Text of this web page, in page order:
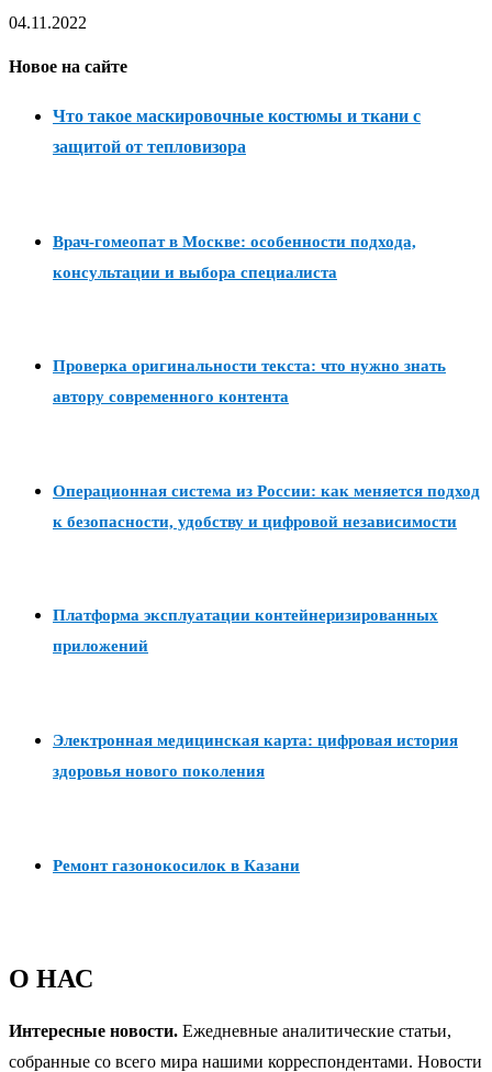
04.11.2022
Новое на сайте
Что такое маскировочные костюмы и ткани с
защитой от тепловизора
Врач-гомеопат в Москве: особенности подхода,
консультации и выбора специалиста
Проверка оригинальности текста: что нужно знать
автору современного контента
Операционная система из России: как меняется подход
к безопасности, удобству и цифровой независимости
Платформа эксплуатации контейнеризированных
приложений
Электронная медицинская карта: цифровая история
здоровья нового поколения
Ремонт газонокосилок в Казани
О НАС
Интересные новости. Ежедневные аналитические статьи,
собранные со всего мира нашими корреспондентами. Новости